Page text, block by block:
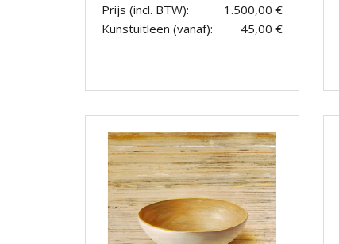
Prijs (incl. BTW):
1.500,00 €
Kunstuitleen (vanaf):
45,00 €